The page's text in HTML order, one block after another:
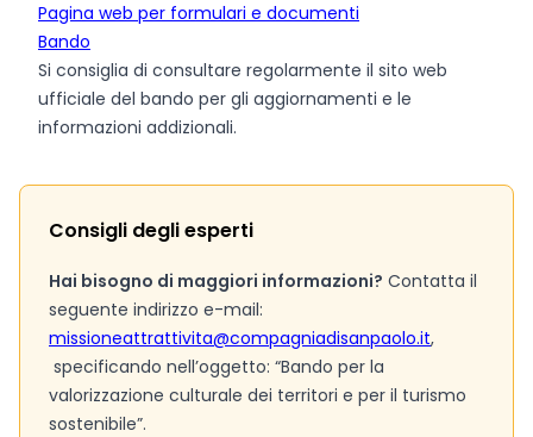
Pagina web per formulari e documenti
Bando
Si consiglia di consultare regolarmente il sito web
ufficiale del bando per gli aggiornamenti e le
informazioni addizionali.
Consigli degli esperti
Hai bisogno di maggiori informazioni? Contatta il
seguente indirizzo e-mail:
missioneattrattivita@compagniadisanpaolo.it,
specificando nell’oggetto: “Bando per la
valorizzazione culturale dei territori e per il turismo
sostenibile”.